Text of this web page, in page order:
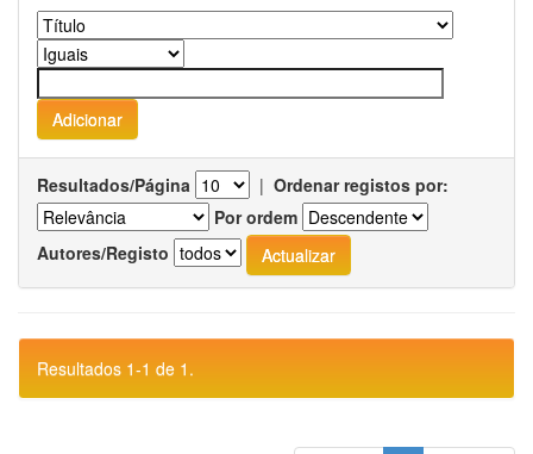
Resultados/Página | Ordenar registos por:
Por ordem
Autores/Registo
Resultados 1-1 de 1.